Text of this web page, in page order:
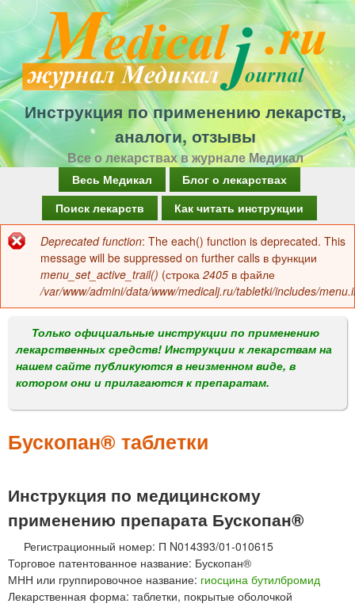
Перейти
к
основному
содержанию
Инструкция по применению лекарств,
аналоги, отзывы
Все о лекарствах в журнале Медикал
а
в
о
м
е
н
Весь Медикал
Блог о лекарствах
Поиск лекарств
Как читать инструкции
Сообщение
об
ошибке
Deprecated function: The each() function is deprecated. This
message will be suppressed on further calls в функции
menu_set_active_trail() (строка 2405 в файле
/var/www/admini/data/www/medicalj.ru/tabletki/includes/
Только официальные инструкции по применению
лекарственных средств! Инструкции к лекарствам на
нашем сайте публикуются в неизменном виде, в
котором они и прилагаются к препаратам.
Бускопан® таблетки
Инструкция по медицинскому
применению препарата Бускопан®
Регистрационный номер: П N014393/01-010615
Торговое патентованное название: Бускопан®
МНН или группировочное название: гиосцина бутилбромид
Лекарственная форма: таблетки, покрытые оболочкой